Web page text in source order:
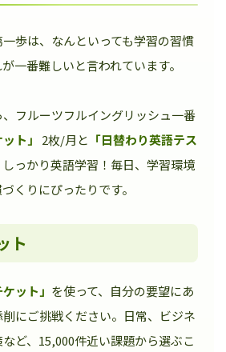
歩は、なんといっても学習の習慣
一番難しいと言われています。
フルーツフルイングリッシュ一番
ト」 2枚/月と 「日替わり英語テス
っかり英語学習！毎日、学習環境
くりにぴったりです。
ト
ット」 を使って、自分の要望にあ
にご挑戦ください。日常、ビジネ
ど、15,000件近い課題から選ぶこ